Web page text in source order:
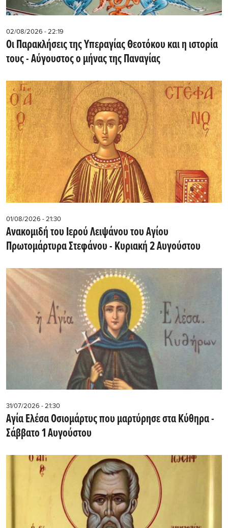
02/08/2026 - 22:19
Οι Παρακλήσεις της Υπεραγίας Θεοτόκου και η ιστορία
τους - Aύγουστος ο μήνας της Παναγίας
01/08/2026 - 21:30
Ανακομιδή του Ιερού Λειψάνου του Αγίου
Πρωτομάρτυρα Στεφάνου - Κυριακή 2 Αυγούστου
31/07/2026 - 21:30
Αγία Ελέσα Οσιομάρτυς που μαρτύρησε στα Κύθηρα -
Σάββατο 1 Αυγούστου